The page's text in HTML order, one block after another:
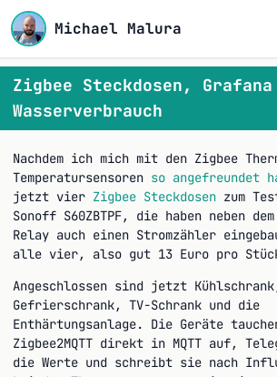
Michael Malura
Zigbee Steckdosen, Grafana
Wasserverbrauch
Nachdem ich mich mit den Zigbee
Temperatursensoren so angefreundet
jetzt vier Zigbee Steckdosen zum
Sonoff S60ZBTPF, die haben neben
Relay auch einen Stromzähler
alle vier, also gut 13 Euro pro
Angeschlossen sind jetzt
Gefrierschrank, TV-Schrank und die
Enthärtungsanlage. Die Geräte
Zigbee2MQTT direkt in MQTT auf,
die Werte und schreibt sie nach